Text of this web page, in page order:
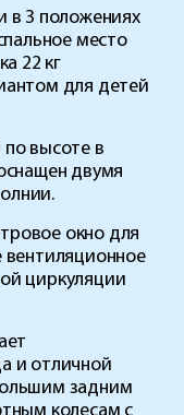
в 3 положениях
место
22 кг
для детей
высоте в
двумя
окно для
вентиляционное
циркуляции
и отличной
задним